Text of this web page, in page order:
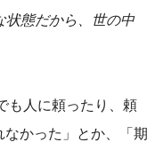
状態だから、世の中
も人に頼ったり、頼
かった」とか、「期